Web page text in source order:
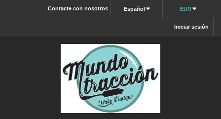
EUR
Español
Contacte con nosotros
Iniciar sesión